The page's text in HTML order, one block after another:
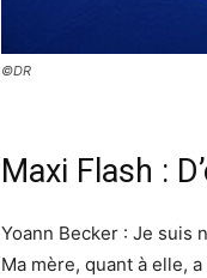
©DR
Maxi Flash :
Yoann Becker : Je suis
Ma mère, quant à elle,